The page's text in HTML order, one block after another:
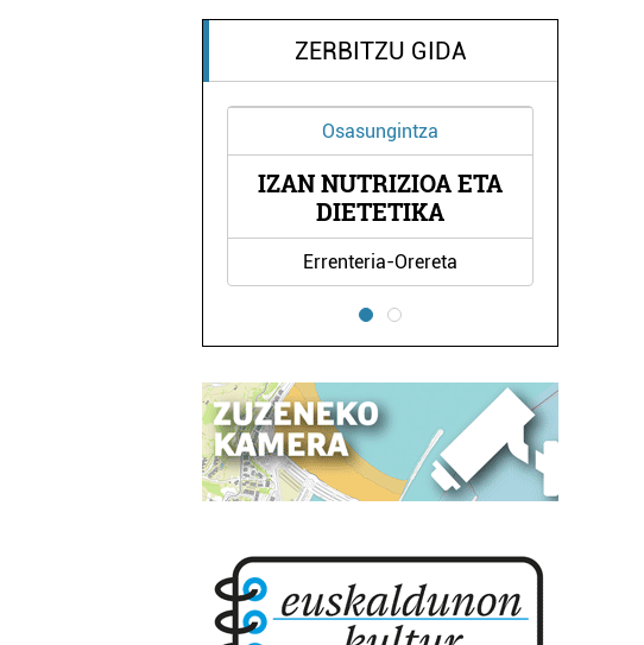
ZERBITZU GIDA
Osasungintza
IZAN NUTRIZIOA ETA
DIETETIKA
Errenteria-Orereta